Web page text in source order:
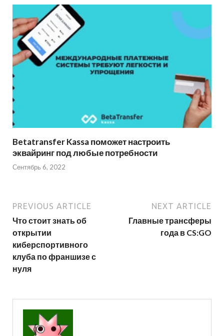
Betatransfer Kassa поможет настроить
эквайринг под любые потребности
Сентябрь 6, 2022
PREVIOUS ARTICLE
Что стоит знать об
открытии
киберспортивного
клуба по франшизе с
нуля
NEXT ARTICLE
Главные трансферы
года в CS:GO